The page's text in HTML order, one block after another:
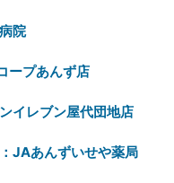
院
ープあんず店
イレブン屋代団地店
JAあんずいせや薬局